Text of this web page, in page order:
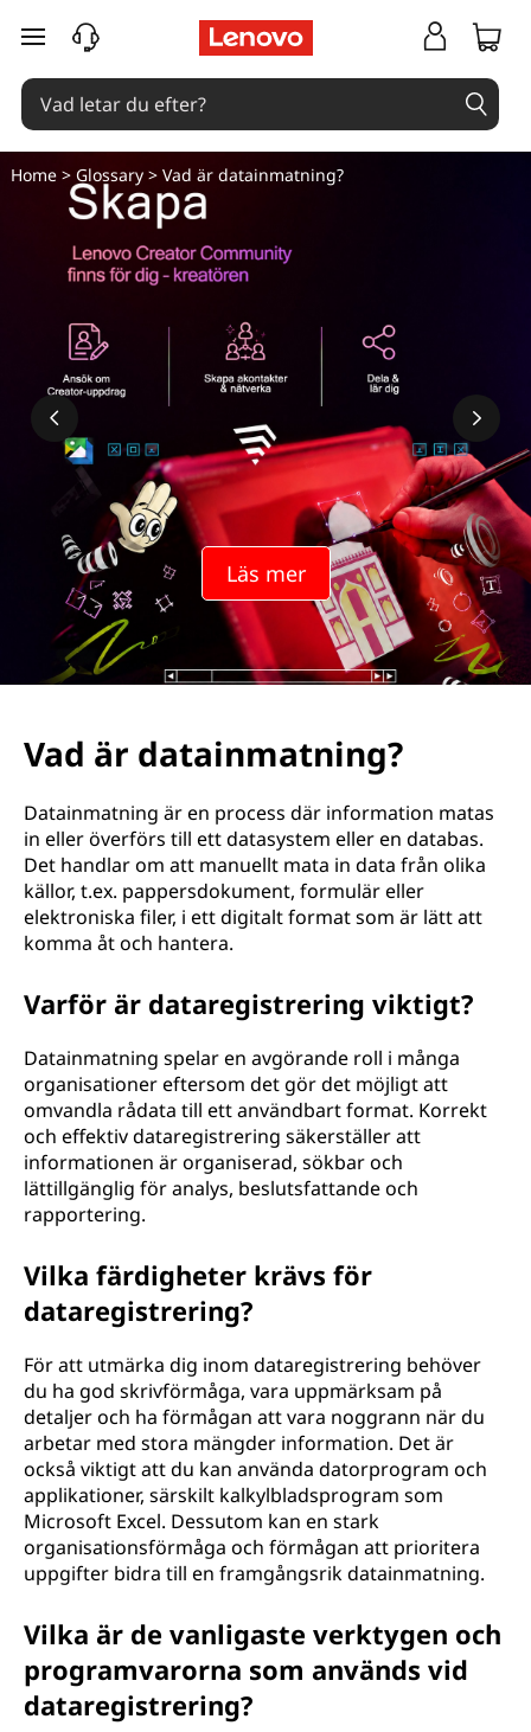
hoppa vidare till huvudinnehållet
Läs mer
Home> Glossary> Vad är datainmatning?
Vad är datainmatning?
Datainmatning är en process där information matas
in eller överförs till ett datasystem eller en databas.
Det handlar om att manuellt mata in data från olika
källor, t.ex. pappersdokument, formulär eller
elektroniska filer, i ett digitalt format som är lätt att
komma åt och hantera.
Varför är dataregistrering viktigt?
Datainmatning spelar en avgörande roll i många
organisationer eftersom det gör det möjligt att
omvandla rådata till ett användbart format. Korrekt
och effektiv dataregistrering säkerställer att
informationen är organiserad, sökbar och
lättillgänglig för analys, beslutsfattande och
rapportering.
Vilka färdigheter krävs för
dataregistrering?
För att utmärka dig inom dataregistrering behöver
du ha god skrivförmåga, vara uppmärksam på
detaljer och ha förmågan att vara noggrann när du
arbetar med stora mängder information. Det är
också viktigt att du kan använda datorprogram och
applikationer, särskilt kalkylbladsprogram som
Microsoft Excel. Dessutom kan en stark
organisationsförmåga och förmågan att prioritera
uppgifter bidra till en framgångsrik datainmatning.
Vilka är de vanligaste verktygen och
programvarorna som används vid
dataregistrering?